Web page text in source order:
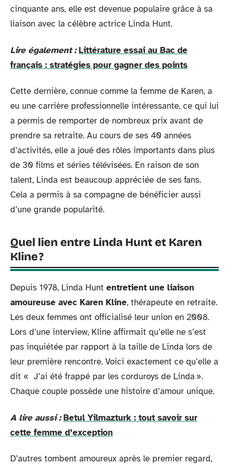
cinquante ans, elle est devenue populaire grâce à sa
liaison avec la célèbre actrice Linda Hunt.
Lire également : Littérature essai au Bac de
français : stratégies pour gagner des points
Cette dernière, connue comme la femme de Karen, a
eu une carrière professionnelle intéressante, ce qui lui
a permis de remporter de nombreux prix avant de
prendre sa retraite. Au cours de ses 40 années
d’activités, elle a joué des rôles importants dans plus
de 30 films et séries télévisées. En raison de son
talent, Linda est beaucoup appréciée de ses fans.
Cela a permis à sa compagne de bénéficier aussi
d’une grande popularité.
Quel lien entre Linda Hunt et Karen
Kline ?
Depuis 1978, Linda Hunt entretient une liaison
amoureuse avec Karen Kline, thérapeute en retraite.
Les deux femmes ont officialisé leur union en 2008.
Lors d’une interview, Kline affirmait qu’elle ne s’est
pas inquiétée par rapport à la taille de Linda lors de
leur première rencontre. Voici exactement ce qu’elle a
dit « J’ai été frappé par les corduroys de Linda ».
Chaque couple possède une histoire d’amour unique.
A lire aussi : Betul Yilmazturk : tout savoir sur
cette femme d’exception
D’autres tombent amoureux après le premier regard,